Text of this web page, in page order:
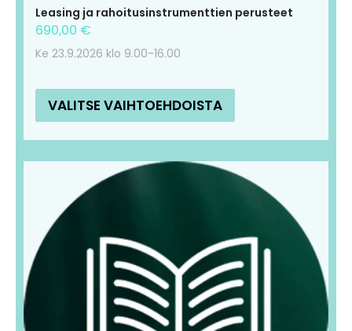
Leasing ja rahoitusinstrumenttien perusteet
690,00 €
Ke 23.9.2026 klo 9.00-16.00
VALITSE VAIHTOEHDOISTA